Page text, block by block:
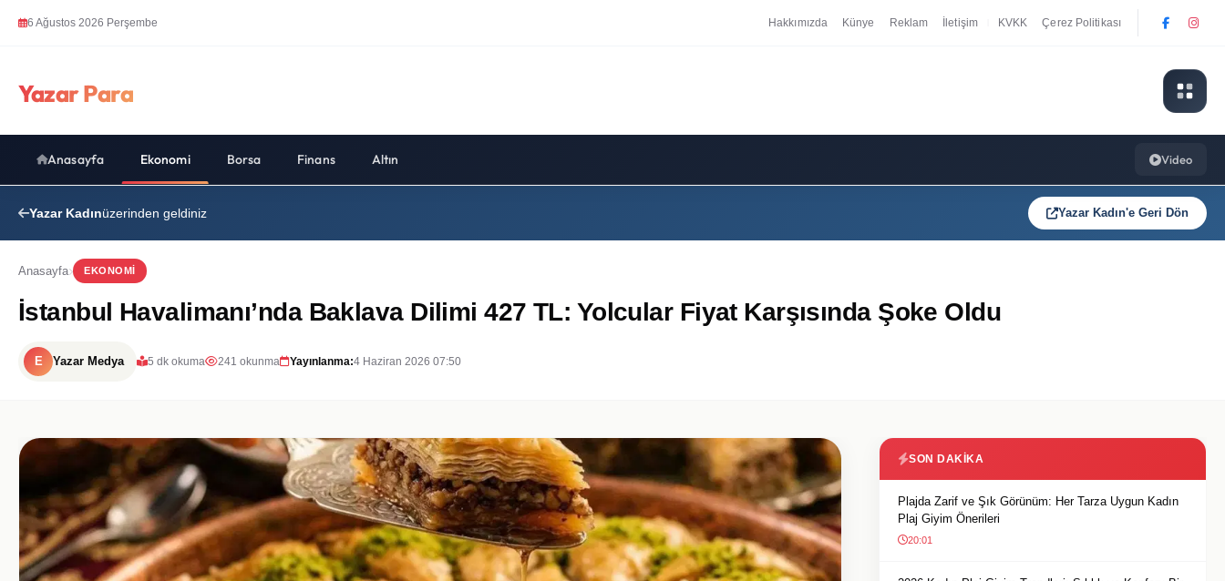
6 Ağustos 2026 Perşembe Hakkımızda Künye Reklam İletişim KVKK Çerez Politikası
Yazar Para
Anasayfa Ekonomi Borsa Finans Altın Video
Yazar Kadınüzerinden geldiniz Yazar Kadın'e Geri Dön
Anasayfa EKONOMI
İstanbul Havalimanı’nda Baklava Dilimi 427 TL: Yolcular Fiyat Karşısında Şoke Oldu
E Yazar Medya 5 dk okuma 241 okunma Yayınlanma:4 Haziran 2026 07:50
SON DAKIKA
Plajda Zarif ve Şık Görünüm: Her Tarza Uygun Kadın
Plaj Giyim Önerileri
20:01